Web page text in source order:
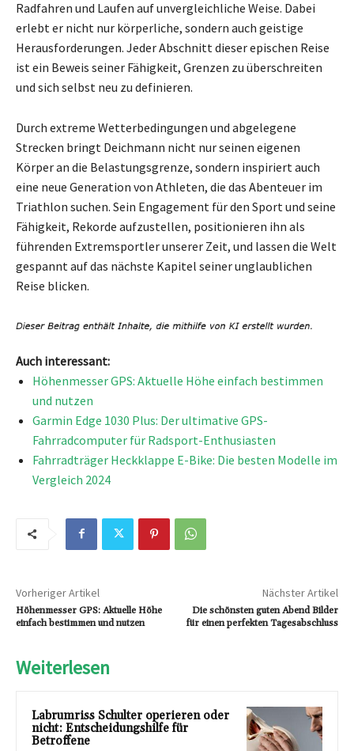
Radfahren und Laufen auf unvergleichliche Weise. Dabei
erlebt er nicht nur körperliche, sondern auch geistige
Herausforderungen. Jeder Abschnitt dieser epischen Reise
ist ein Beweis seiner Fähigkeit, Grenzen zu überschreiten
und sich selbst neu zu definieren.
Durch extreme Wetterbedingungen und abgelegene
Strecken bringt Deichmann nicht nur seinen eigenen
Körper an die Belastungsgrenze, sondern inspiriert auch
eine neue Generation von Athleten, die das Abenteuer im
Triathlon suchen. Sein Engagement für den Sport und seine
Fähigkeit, Rekorde aufzustellen, positionieren ihn als
führenden Extremsportler unserer Zeit, und lassen die Welt
gespannt auf das nächste Kapitel seiner unglaublichen
Reise blicken.
Auch interessant:
Höhenmesser GPS: Aktuelle Höhe einfach bestimmen
und nutzen
Garmin Edge 1030 Plus: Der ultimative GPS-
Fahrradcomputer für Radsport-Enthusiasten
Fahrradträger Heckklappe E-Bike: Die besten Modelle im
Vergleich 2024
Vorheriger Artikel
Höhenmesser GPS: Aktuelle Höhe
einfach bestimmen und nutzen
Nächster Artikel
Die schönsten guten Abend Bilder
für einen perfekten Tagesabschluss
Weiterlesen
Labrumriss Schulter operieren oder
nicht: Entscheidungshilfe für
Betroffene